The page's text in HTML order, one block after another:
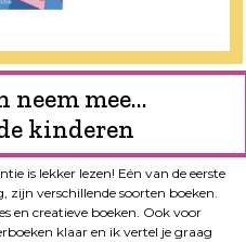
neem mee…
kinderen
is lekker lezen! Eén van de eerste
zijn verschillende soorten boeken.
en creatieve boeken. Ook voor
klaar en ik vertel je graag